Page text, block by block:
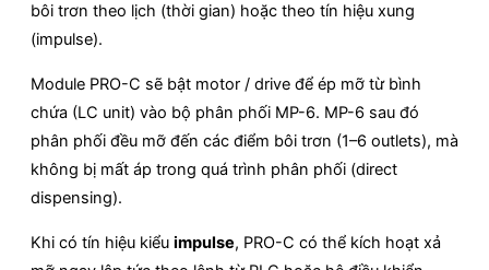
bôi trơn theo lịch (thời gian) hoặc theo tín hiệu xung
(impulse).
Module PRO-C sẽ bật motor / drive để ép mỡ từ bình
chứa (LC unit) vào bộ phân phối MP-6. MP-6 sau đó
phân phối đều mỡ đến các điểm bôi trơn (1–6 outlets), mà
không bị mất áp trong quá trình phân phối (direct
dispensing).
Khi có tín hiệu kiểu impulse, PRO-C có thể kích hoạt xả